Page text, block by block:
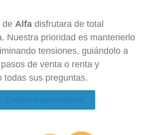
de Alfa disfrutara de total
Nuestra prioridad es mantenerlo
tensiones, guiándolo a
de venta o renta y
todas sus preguntas.
Conoce nuestra historia